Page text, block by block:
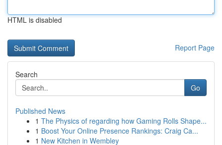
HTML is disabled
Report Page
Search
Go
Published News
1 The Physics of regarding how Gaming Rolls Shape...
1 Boost Your Online Presence Rankings: Craig Ca...
1 New Kitchen in Wembley